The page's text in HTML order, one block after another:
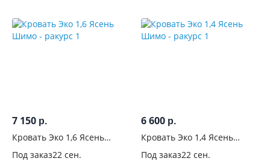
7 150 р.
Кровать Эко 1,6 Ясень
Под заказ22 сен.
6 600 р.
Кровать Эко 1,4 Ясень
Под заказ22 сен.